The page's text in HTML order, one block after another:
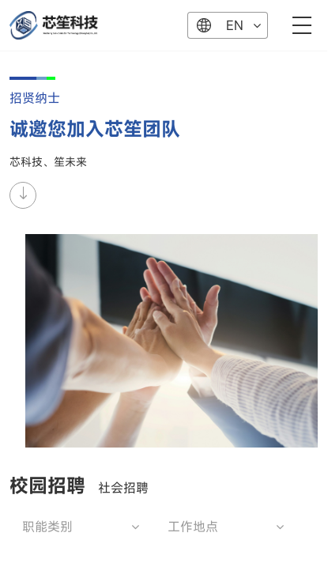
EN
招贤纳士
诚邀您加入芯笙团队
芯科技、笙未来
校园招聘 社会招聘
职能类别 工作地点